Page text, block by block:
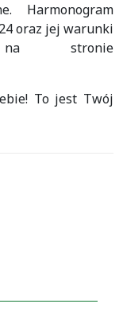
Harmonogram
oraz jej warunki
na stronie
To jest Twój